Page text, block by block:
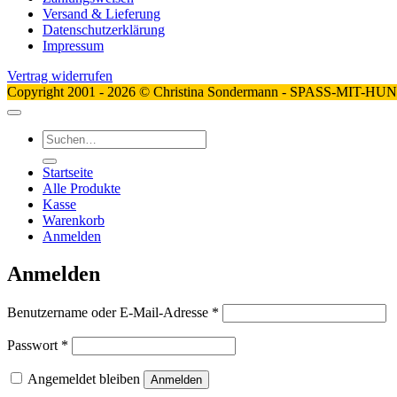
Versand & Lieferung
Datenschutzerklärung
Impressum
Vertrag widerrufen
Copyright 2001 - 2026 © Christina Sondermann - SPASS-MIT-
Suchen
nach:
Startseite
Alle Produkte
Kasse
Warenkorb
Anmelden
Anmelden
Benutzername oder E-Mail-Adresse *
Passwort *
Angemeldet bleiben Anmelden